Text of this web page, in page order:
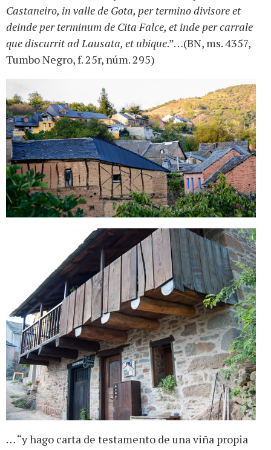
Castaneiro, in valle de Gota, per termino divisore et
deinde per terminum de Cita Falce, et inde per carrale
que discurrit ad Lausata, et ubique.”…(BN, ms. 4357,
Tumbo Negro, f. 25r, núm. 295)
… “y hago carta de testamento de una viña propia